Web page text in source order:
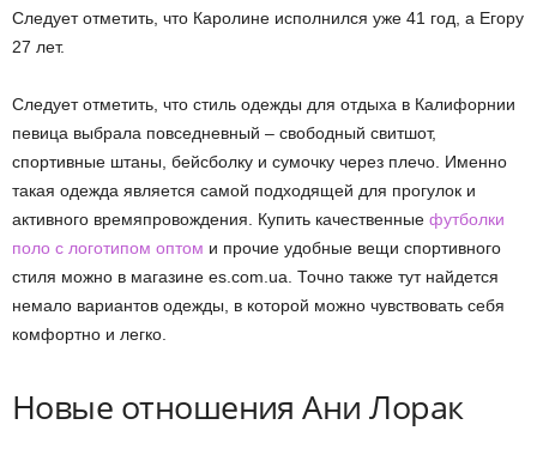
Следует отметить, что Каролине исполнился уже 41 год, а Егору
27 лет.
Следует отметить, что стиль одежды для отдыха в Калифорнии
певица выбрала повседневный – свободный свитшот,
спортивные штаны, бейсболку и сумочку через плечо. Именно
такая одежда является самой подходящей для прогулок и
активного времяпровождения. Купить качественные футболки
поло с логотипом оптом и прочие удобные вещи спортивного
стиля можно в магазине es.com.ua. Точно также тут найдется
немало вариантов одежды, в которой можно чувствовать себя
комфортно и легко.
Новые отношения Ани Лорак